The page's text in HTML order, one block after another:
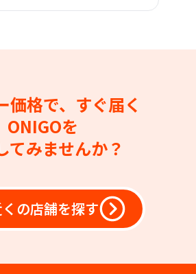
価格で、すぐ届く
ONIGOを
てみませんか？
の店舗を探す